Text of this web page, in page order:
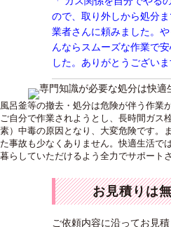
ので、取り外しから処分
業者さんに頼みました。
んならスムーズな作業で
した。ありがとうございま
風呂釜等の撤去・処分は危険が伴う作業
ご自分で作業されようとし、長時間ガス
素）中毒の原因となり、大変危険です。
た事故も少なくありません。快適生活で
暮らしていただけるよう全力でサポート
お見積りは
ご依頼内容に沿ってお見